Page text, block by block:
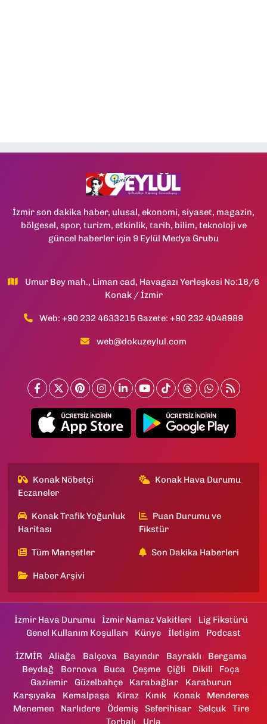
İzmir son dakika haber, ulusal, ekonomi, siyaset, magazin,
bölgesel, spor, turizm, etkinlik, tarih, bilim, teknoloji ve
güncel haberler için 9 Eylül Medya Grubu
Umur Bey mah., Liman cad, Havagazı Yerleşkesi No:16/6
Konak / İzmir
Web: +90 232 4633215 Gazete: +90 232 4048989
web@dokuzeylul.com
Konak Nöbetçi
Eczaneler
Konak Hava Durumu
Konak Trafik Yoğunluk
Haritası
Puan Durumu ve
Fikstür
Tüm Manşetler Son Dakika Haberleri
Haber Arşivi
İzmir Hava Durumu İzmir Namaz Vakitleri
Lig Fikstürü
Genel Kullanım Koşulları
Künye İletişim Podcast
İZMİR Aliağa Balçova Bayındır Bayraklı
Bergama
Beydağ
Bornova Buca Çeşme Çiğli Dikili
Foça
Gaziemir
Güzelbahçe Karabağlar
Karaburun
Karşıyaka
Kemalpaşa Kiraz Kınık Konak
Menderes
Menemen
Narlıdere Ödemiş Seferihisar Selçuk
Tire
Torbalı
Urla